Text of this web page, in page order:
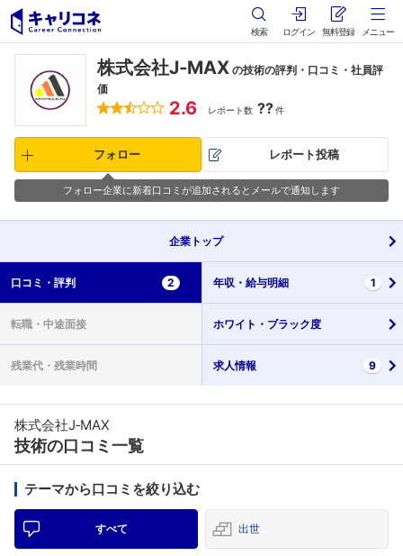
検索 ログイン 無料登録 メニュー
株式会社J‐MAX の技術の評判・口コミ・社員評
価
2.6 レポート数 ??件
フォロー レポート投稿
フォロー企業に新着口コミが追加されるとメールで通知します
企業 トップ
口コミ・ 評判 2 年収・ 給与明細 1
転職・ 中途面接 ホワイト・ ブラック度
残業代・ 残業時間 求人情報 9
株式会社J‐MAX
技術の口コミ一覧
テーマから口コミを絞り込む
すべて 出世